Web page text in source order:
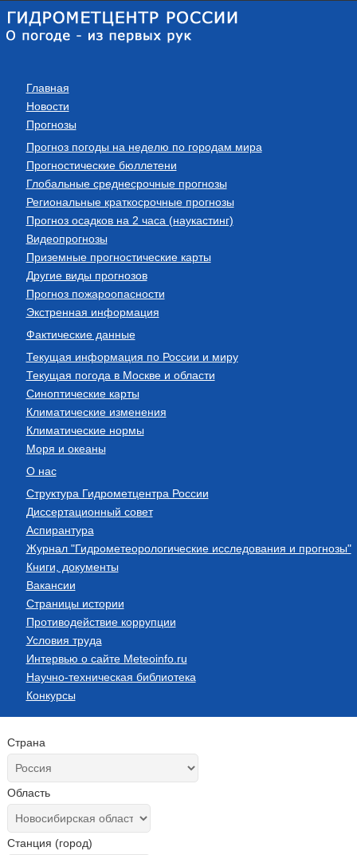
Главная
Новости
Прогнозы
Прогноз погоды на неделю по городам мира
Прогностические бюллетени
Глобальные среднесрочные прогнозы
Региональные краткосрочные прогнозы
Прогноз осадков на 2 часа (наукастинг)
Видеопрогнозы
Приземные прогностические карты
Другие виды прогнозов
Прогноз пожароопасности
Экстренная информация
Фактические данные
Текущая информация по России и миру
Текущая погода в Москве и области
Синоптические карты
Климатические изменения
Климатические нормы
Моря и океаны
О нас
Структура Гидрометцентра России
Диссертационный совет
Аспирантура
Журнал "Гидрометеорологические исследования и прогнозы"
Книги, документы
Вакансии
Страницы истории
Противодействие коррупции
Условия труда
Интервью о сайте Meteoinfo.ru
Научно-техническая библиотека
Конкурсы
Страна
Область
Станция (город)